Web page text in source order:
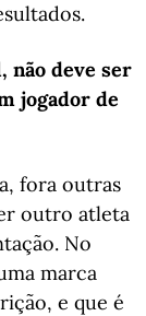
não deve ser
jogador de
fora outras
outro atleta
No
marca
e que é